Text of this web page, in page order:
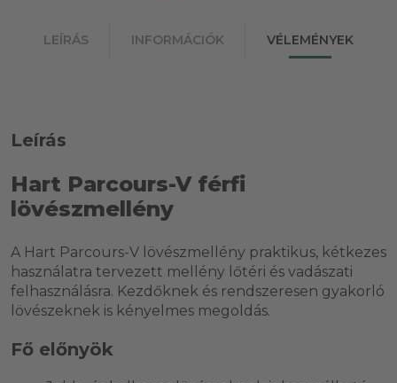
LEÍRÁS INFORMÁCIÓK VÉLEMÉNYEK
Leírás
Hart Parcours-V férfi
lövészmellény
A Hart Parcours-V lövészmellény praktikus, kétkezes
használatra tervezett mellény lőtéri és vadászati
felhasználásra. Kezdőknek és rendszeresen gyakorló
lövészeknek is kényelmes megoldás.
Fő előnyök